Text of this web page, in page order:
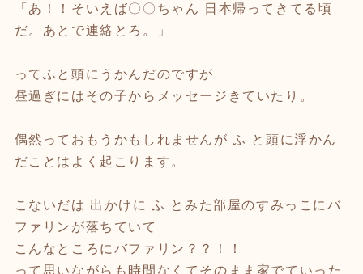
「あ！！そいえば〇〇ちゃん 日本帰ってきてる頃
だ。あとで連絡とろ。」
ってふと頭にうかんだのですが
昼過ぎにはその子からメッセージきていたり。
偶然っておもうかもしれませんが ふ と頭に浮かん
だことはよく起こります。
こないだは 出かけに ふ とみた部屋のすみっこにバ
ファリンが落ちていて
こんなところにバファリン？？！！
って思いながらも時間なくてそのまま家でていった